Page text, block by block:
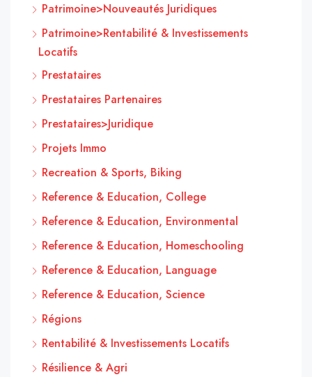
Patrimoine>Nouveautés Juridiques
Patrimoine>Rentabilité & Investissements
Locatifs
Prestataires
Prestataires Partenaires
Prestataires>Juridique
Projets Immo
Recreation & Sports, Biking
Reference & Education, College
Reference & Education, Environmental
Reference & Education, Homeschooling
Reference & Education, Language
Reference & Education, Science
Régions
Rentabilité & Investissements Locatifs
Résilience & Agri